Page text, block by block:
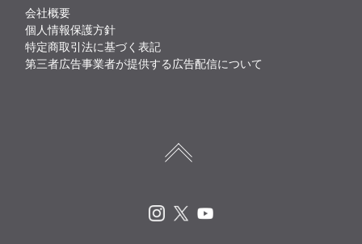
会社概要
個人情報保護方針
特定商取引法に基づく表記
第三者広告事業者が提供する広告配信について